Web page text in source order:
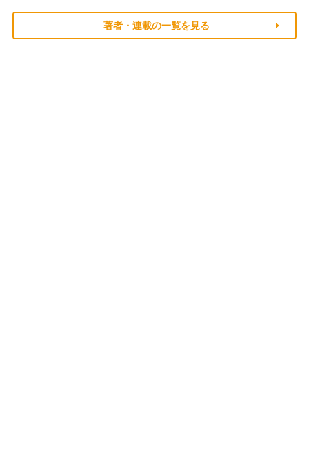
著者・連載の一覧を見る